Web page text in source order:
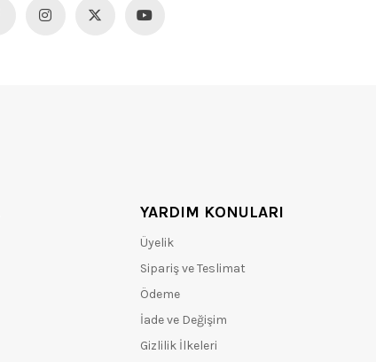
YARDIM KONULARI
Üyelik
Sipariş ve Teslimat
Ödeme
İade ve Değişim
Gizlilik İlkeleri